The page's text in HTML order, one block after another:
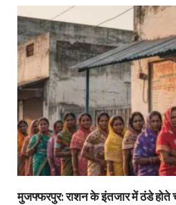
मुजफ्फरपुर: राशन के इंतजार में ठंडे होते